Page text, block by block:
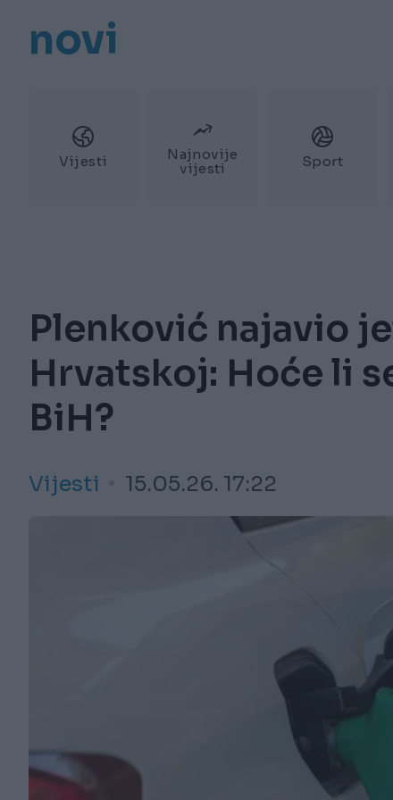
novi
Vijesti
Najnovije
vijesti
Sport
Plenković najavio
Hrvatskoj: Hoće li
BiH?
Vijesti 15.05.26. 17:22